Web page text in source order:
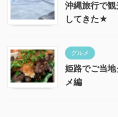
沖縄旅行で
してきた★
グルメ
姫路でご当
メ編